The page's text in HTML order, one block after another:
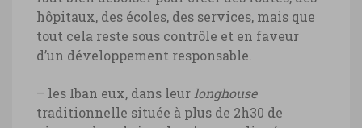
hôpitaux, des écoles, des services, mais que
tout cela reste sous contrôle et en faveur
d’un développement responsable.
– les Iban eux, dans leurlonghouse
traditionnelle située à plus de 2h30 de